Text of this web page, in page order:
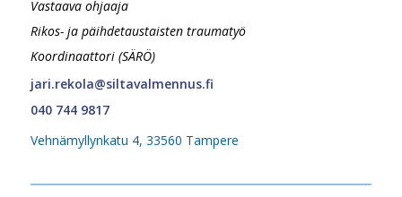
Vastaava ohjaaja
Rikos- ja päihdetaustaisten traumatyö
Koordinaattori (SÄRÖ)
jari.rekola@siltavalmennus.fi
040 744 9817
Vehnämyllynkatu 4, 33560 Tampere